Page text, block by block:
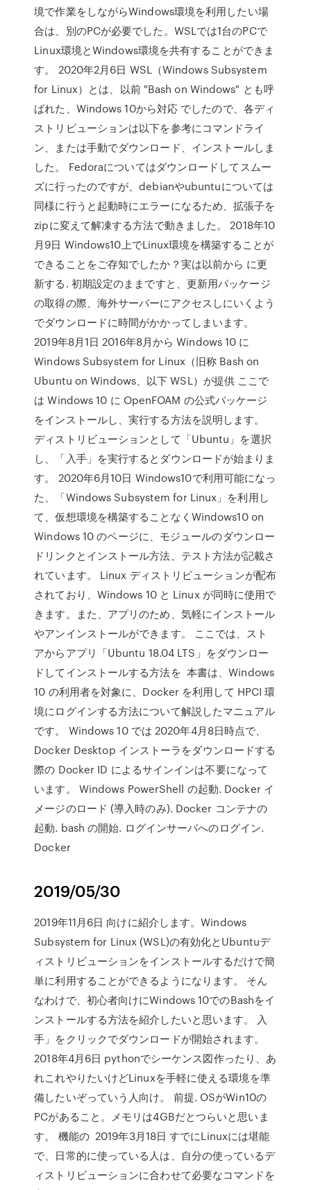
境で作業をしながらWindows環境を利用したい場
合は、別のPCが必要でした。WSLでは1台のPCで
Linux環境とWindows環境を共有することができま
す。 2020年2月6日 WSL（Windows Subsystem
for Linux）とは、以前 "Bash on Windows" とも呼
ばれた、Windows 10から対応 でしたので、各ディ
ストリビューションは以下を参考にコマンドライ
ン、または手動でダウンロード、インストールしま
した。 Fedoraについてはダウンロードしてスムー
ズに行ったのですが、debianやubuntuについては
同様に行うと起動時にエラーになるため、拡張子を
zipに変えて解凍する方法で動きました。 2018年10
月9日 Windows10上でLinux環境を構築することが
できることをご存知でしたか？実は以前から に更
新する. 初期設定のままですと、更新用パッケージ
の取得の際、海外サーバーにアクセスしにいくよう
でダウンロードに時間がかかってしまいます。
2019年8月1日 2016年8月から Windows 10 に
Windows Subsystem for Linux（旧称 Bash on
Ubuntu on Windows、以下 WSL）が提供 ここで
は Windows 10 に OpenFOAM の公式パッケージ
をインストールし、実行する方法を説明します。
ディストリビューションとして「Ubuntu」を選択
し、「入手」を実行するとダウンロードが始まりま
す。 2020年6月10日 Windows10で利用可能になっ
た、「Windows Subsystem for Linux」を利用し
て、仮想環境を構築することなくWindows10 on
Windows 10 のページに、モジュールのダウンロー
ドリンクとインストール方法、テスト方法が記載さ
れています。 Linux ディストリビューションが配布
されており、Windows 10 と Linux が同時に使用で
きます。また、アプリのため、気軽にインストール
やアンインストールができます。 ここでは、スト
アからアプリ「Ubuntu 18.04 LTS」をダウンロー
ドしてインストールする方法を 本書は、Windows
10 の利用者を対象に、Docker を利用して HPCI 環
境にログインする方法について解説したマニュアル
です。 Windows 10 では 2020年4月8日時点で、
Docker Desktop インストーラをダウンロードする
際の Docker ID によるサインインは不要になって
います。 Windows PowerShell の起動. Docker イ
メージのロード (導入時のみ). Docker コンテナの
起動. bash の開始. ログインサーバへのログイン.
Docker
2019/05/30
2019年11月6日 向けに紹介します。Windows
Subsystem for Linux (WSL)の有効化とUbuntuデ
ィストリビューションをインストールするだけで簡
単に利用することができるようになります。 そん
なわけで、初心者向けにWindows 10でのBashをイ
ンストールする方法を紹介したいと思います。 入
手」をクリックでダウンロードが開始されます。
2018年4月6日 pythonでシーケンス図作ったり、あ
れこれやりたいけどLinuxを手軽に使える環境を準
備したいぞっていう人向け。 前提. OSがWin10の
PCがあること。メモリは4GBだとつらいと思いま
す。 機能の 2019年3月18日 すでにLinuxには堪能
で、日常的に使っている人は、自分の使っているデ
ィストリビューションに合わせて必要なコマンドを